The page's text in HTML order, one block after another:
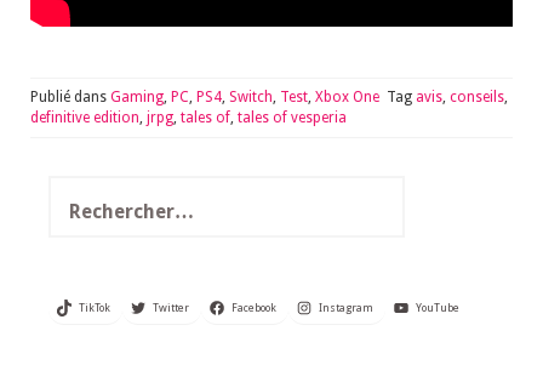
Publié dans Gaming PC PS4 Switch Test Xbox One Tag avis conseils
definitive edition jrpg tales of tales of vesperia
TikTok Twitter Facebook Instagram YouTube